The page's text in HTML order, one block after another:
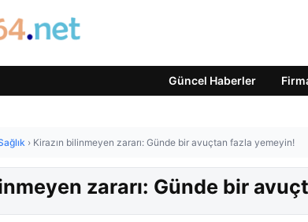
Güncel Haberler
› Kirazın bilinmeyen zararı: Günde bir avuçtan fazla yemeyin!
zararı: Günde bir